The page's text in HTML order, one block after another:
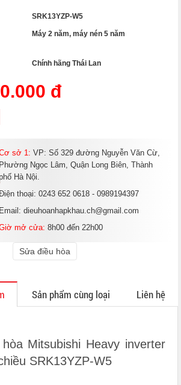
SRK13YZP-W5
Máy 2 năm, máy nén 5 năm
Chính hãng Thái Lan
đ
sở 1: VP: Số 329 đường Nguyễn Văn Cừ,
Phường Ngọc Lâm, Quận Long Biên, Thành
Hà Nội.
thoại: 0243 652 0618 - 0989194397
Email: dieuhoanhapkhau.ch@gmail.com
mở cửa: 8h00 đến 22h00
Sửa điều hòa
Sản phẩm cùng loại Liên hệ
Mitsubishi Heavy inverter
SRK13YZP-W5